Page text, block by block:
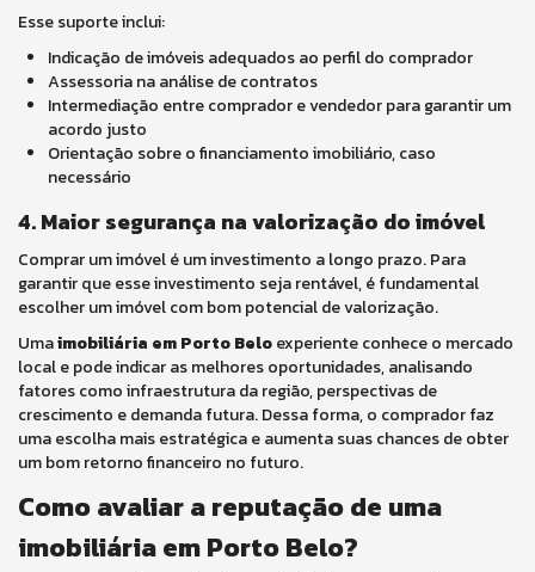
Esse suporte inclui:
Indicação de imóveis adequados ao perfil do comprador
Assessoria na análise de contratos
Intermediação entre comprador e vendedor para garantir um
acordo justo
Orientação sobre o financiamento imobiliário, caso
necessário
4. Maior segurança na valorização do imóvel
Comprar um imóvel é um investimento a longo prazo. Para
garantir que esse investimento seja rentável, é fundamental
escolher um imóvel com bom potencial de valorização.
Umaimobiliária em Porto Beloexperiente conhece o mercado
local e pode indicar as melhores oportunidades, analisando
fatores como infraestrutura da região, perspectivas de
crescimento e demanda futura. Dessa forma, o comprador faz
uma escolha mais estratégica e aumenta suas chances de obter
um bom retorno financeiro no futuro.
Como avaliar a reputação de uma
imobiliária em Porto Belo?